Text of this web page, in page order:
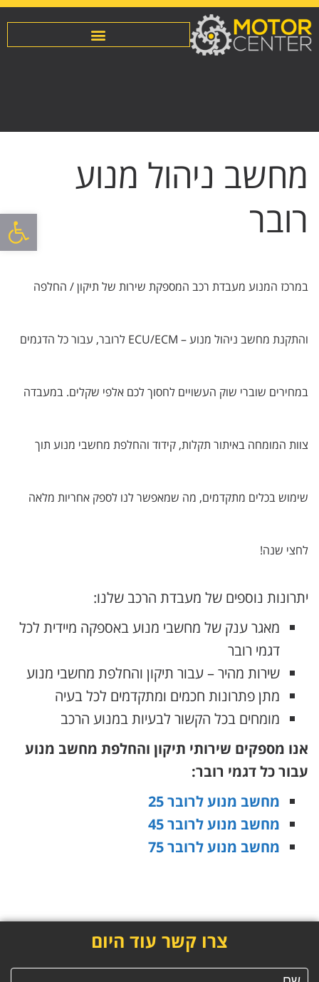
פתח
מחשב ניהול מנוע
רובר
במרכז המנוע מעבדת רכב המספקת שירות של תיקון / החלפה
והתקנת מחשב ניהול מנוע – ECU/ECM לרובר, עבור כל הדגמים
במחירים שוברי שוק העשויים לחסוך לכם אלפי שקלים. במעבדה
צוות המומחה באיתור תקלות, קידוד והחלפת מחשבי מנוע תוך
שימוש בכלים מתקדמים, מה שמאפשר לנו לספק אחריות מלאה
לחצי שנה!
יתרונות נוספים של מעבדת הרכב שלנו:
מאגר ענק של מחשבי מנוע באספקה מיידית לכל
דגמי רובר
שירות מהיר – עבור תיקון והחלפת מחשבי מנוע
מתן פתרונות חכמים ומתקדמים לכל בעיה
מומחים בכל הקשור לבעיות במנוע הרכב
אנו מספקים שירותי תיקון והחלפת מחשב מנוע
עבור כל דגמי רובר:
מחשב מנוע לרובר 25
מחשב מנוע לרובר 45
מחשב מנוע לרובר 75
צרו קשר עוד היום